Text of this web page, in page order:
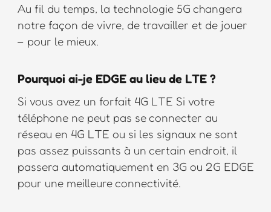
Au fil du temps, la technologie 5G changera
notre façon de vivre, de travailler et de jouer
– pour le mieux.
Pourquoi ai-je EDGE au lieu de LTE ?
Si vous avez un forfait 4G LTE Si votre
téléphone ne peut pas se connecter au
réseau en 4G LTE ou si les signaux ne sont
pas assez puissants à un certain endroit, il
passera automatiquement en 3G ou 2G EDGE
pour une meilleure connectivité.